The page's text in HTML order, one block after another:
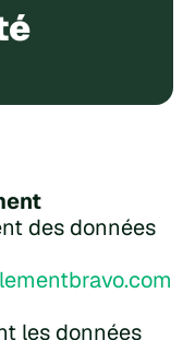
des données
les données